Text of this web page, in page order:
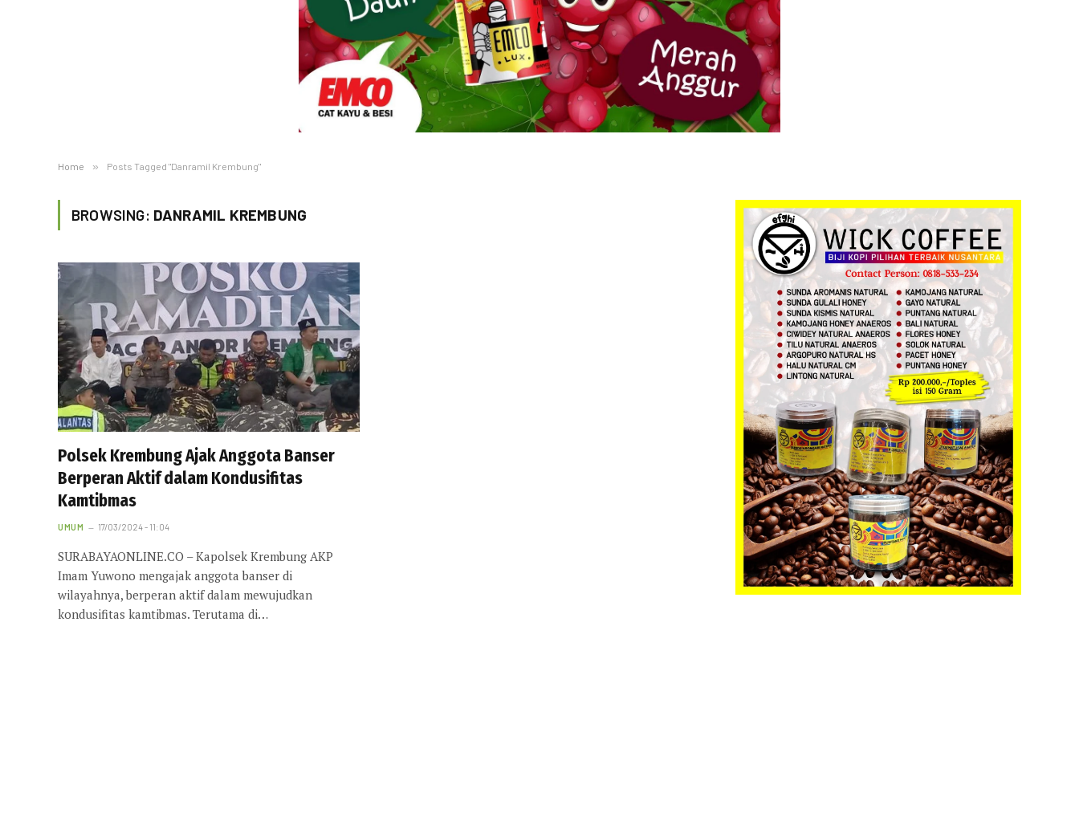
Home » Posts Tagged "Danramil Krembung"
BROWSING: DANRAMIL KREMBUNG
Polsek Krembung Ajak Anggota Banser
Berperan Aktif dalam Kondusifitas
Kamtibmas
UMUM 17/03/2024 - 11:04
SURABAYAONLINE.CO – Kapolsek Krembung AKP
Imam Yuwono mengajak anggota banser di
wilayahnya, berperan aktif dalam mewujudkan
kondusifitas kamtibmas. Terutama di…